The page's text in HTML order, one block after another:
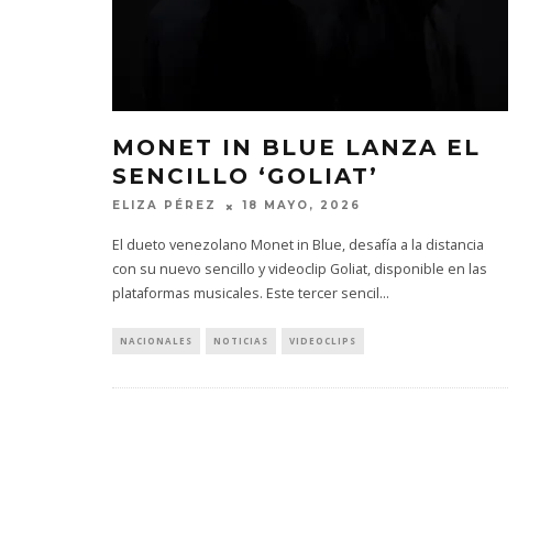
MONET IN BLUE LANZA EL
SENCILLO ‘GOLIAT’
ELIZA PÉREZ 18 MAYO, 2026
El dueto venezolano Monet in Blue, desafía a la distancia
con su nuevo sencillo y videoclip Goliat, disponible en las
plataformas musicales. Este tercer sencil...
NACIONALES NOTICIAS VIDEOCLIPS